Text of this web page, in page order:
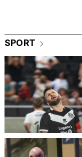
SPORT